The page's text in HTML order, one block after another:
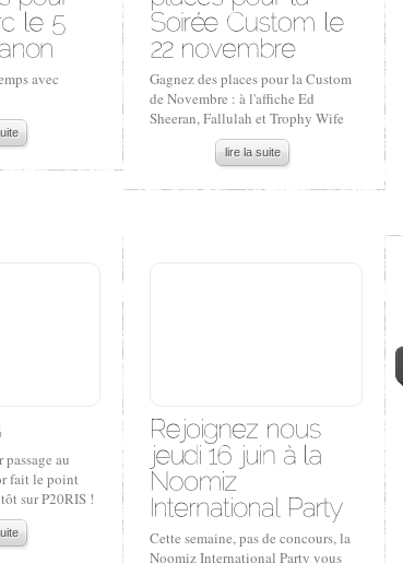
avec
Gagnez des places pour la Custom
de Novembre : à l'affiche Ed
Sheeran, Fallulah et Trophy Wife
lire la suite
au
fait le point
sur P20RIS !
Cette semaine, pas de concours, la
Noomiz International Party vous